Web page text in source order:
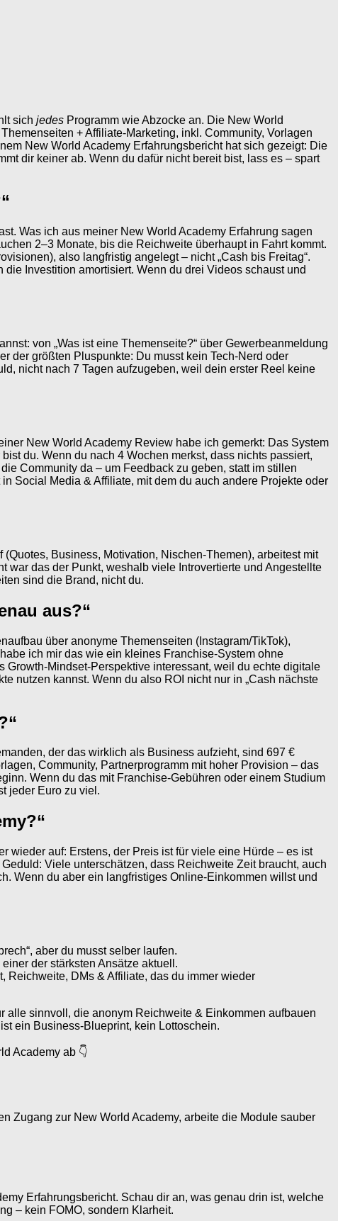
sich jedes Programm wie Abzocke an. Die New World
+ Affiliate-Marketing, inkl. Community, Vorlagen
New World Academy Erfahrungsbericht hat sich gezeigt: Die
dir keiner ab. Wenn du dafür nicht bereit bist, lass es – spart
Was ich aus meiner New World Academy Erfahrung sagen
2–3 Monate, bis die Reichweite überhaupt in Fahrt kommt.
also langfristig angelegt – nicht „Cash bis Freitag“.
Investition amortisiert. Wenn du drei Videos schaust und
von „Was ist eine Themenseite?“ über Gewerbeanmeldung
der größten Pluspunkte: Du musst kein Tech-Nerd oder
nicht nach 7 Tagen aufzugeben, weil dein erster Reel keine
New World Academy Review habe ich gemerkt: Das System
du. Wenn du nach 4 Wochen merkst, dass nichts passiert,
Community da – um Feedback zu geben, statt im stillen
Social Media & Affiliate, mit dem du auch andere Projekte oder
Business, Motivation, Nischen-Themen), arbeitest mit
war das der Punkt, weshalb viele Introvertierte und Angestellte
sind die Brand, nicht du.
aus?“
über anonyme Themenseiten (Instagram/TikTok),
ich mir das wie ein kleines Franchise-System ohne
Mindset-Perspektive interessant, weil du echte digitale
nutzen kannst. Wenn du also ROI nicht nur in „Cash nächste
der das wirklich als Business aufzieht, sind 697 €
Community, Partnerprogramm mit hoher Provision – das
Wenn du das mit Franchise-Gebühren oder einem Studium
jeder Euro zu viel.
wieder auf: Erstens, der Preis ist für viele eine Hürde – es ist
Viele unterschätzen, dass Reichweite Zeit braucht, auch
Wenn du aber ein langfristiges Online-Einkommen willst und
aber du musst selber laufen.
der stärksten Ansätze aktuell.
Reichweite, DMs & Affiliate, das du immer wieder
alle sinnvoll, die anonym Reichweite & Einkommen aufbauen
ein Business-Blueprint, kein Lottoschein.
Academy ab 👇
Zugang zur New World Academy, arbeite die Module sauber
Erfahrungsbericht. Schau dir an, was genau drin ist, welche
– kein FOMO, sondern Klarheit.